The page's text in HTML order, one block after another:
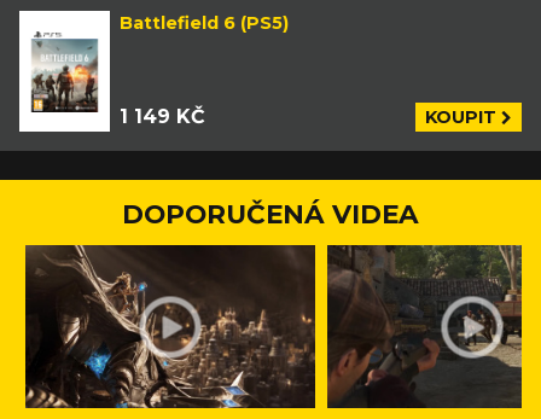
Battlefield 6 (PS5)
1 149 KČ KOUPIT
DOPORUČENÁ VIDEA